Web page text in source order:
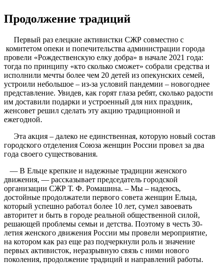
Продолжение традиций
Первый раз елецкие активистки СЖР совместно с
комитетом опеки и попечительства администрации города
провели «Рождественскую елку добра» в начале 2021 года:
тогда по принципу «кто сколько сможет» собрали средства и
исполнили мечты более чем 20 детей из опекунских семей,
устроили небольшое – из-за условий пандемии – новогоднее
представление. Увидев, как горят глаза ребят, сколько радости
им доставили подарки и устроенный для них праздник,
женсовет решил сделать эту акцию традиционной и
ежегодной.
Эта акция – далеко не единственная, которую новый состав
городского отделения Союза женщин России провел за два
года своего существования.
— В Ельце крепкие и надежные традиции женского
движения, — рассказывает председатель городской
организации СЖР Т. Ф. Ромашина. – Мы – надеюсь,
достойные продолжатели первого совета женщин Ельца,
который успешно работал более 10 лет, сумел завоевать
авторитет и быть в городе реальной общественной силой,
решающей проблемы семьи и детства. Поэтому в честь 30-
летия женского движения России мы провели мероприятие,
на котором как раз еще раз подчеркнули роль и значение
первых активисток, неразрывную связь с ними нового
поколения, продолжение традиций и направлений работы.